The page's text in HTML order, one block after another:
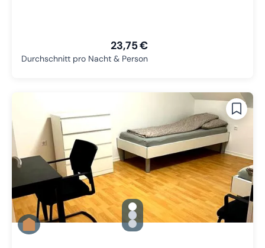
23,75 €
Durchschnitt pro Nacht & Person
gallery.slide_selector
Zu Slide 1 wechseln
Zu Slide 2 wechseln
Zu Slide 3 wechseln